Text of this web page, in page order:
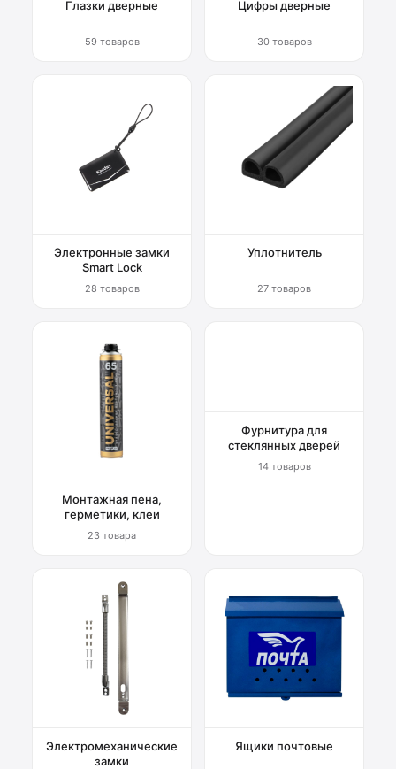
Глазки дверные
59 товаров
Цифры дверные
30 товаров
Электронные замки
Smart Lock
28 товаров
Уплотнитель
27 товаров
Монтажная пена,
герметики, клеи
23 товара
Фурнитура для
стеклянных дверей
14 товаров
Электромеханические
замки
Ящики почтовые